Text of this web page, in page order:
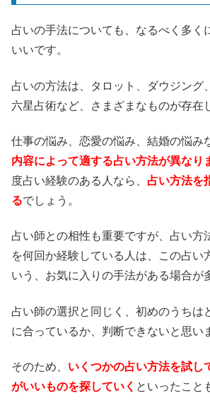
占いの手法についても、なるべく多く
いいです。
占いの方法は、タロット、ダウジング
六星占術など、さまざまなものが存在
仕事の悩み、恋愛の悩み、結婚の悩み
内容によって適する占い方法が異なり
度占い経験のある人なら、 占い方法を
るでしょう。
占い師との相性も重要ですが、占い方
を何回か経験している人は、この占い
いう、お気に入りの手法がある場合が
占い師の選択と同じく、初めのうちは
に合っているか、判断できないと思い
そのため、 いくつかの占い方法を試し
がいいものを探していく といったこと